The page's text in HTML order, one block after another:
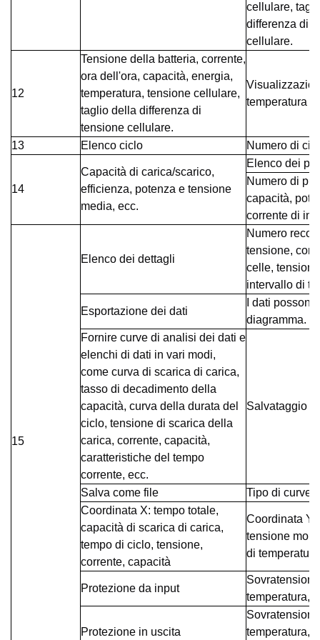
cellulare,
differenza di
cellulare.
12
Tensione della batteria, corrente,
ora dell'ora, capacità, energia,
temperatura, tensione cellulare,
taglio della differenza di
tensione cellulare.
temperatura
13 Elenco ciclo Numero di
14
Capacità di carica/scarico,
efficienza, potenza e tensione
media, ecc.
Elenco dei
Numero di
capacità,
corrente di
15
Elenco dei dettagli
Numero
tensione,
celle,
intervallo di
Esportazione dei dati
I dati
diagramma.
Fornire curve di analisi dei dati e
elenchi di dati in vari modi,
come curva di scarica di carica,
tasso di decadimento della
capacità, curva della durata del
ciclo, tensione di scarica della
carica, corrente, capacità,
caratteristiche del tempo
corrente, ecc.
Salvataggio
Salva come file
Tipo di curve
Coordinata X: tempo totale,
capacità di scarica di carica,
tempo di ciclo, tensione,
corrente, capacità
Coordinata Y:
tensione
di
Protezione da input
temperatura,
Protezione in uscita
temperatura,